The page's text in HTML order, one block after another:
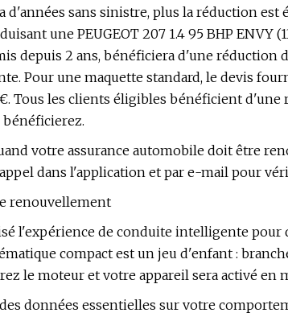
sans sinistre, plus la réduction est
une PEUGEOT 207 1.4 95 BHP ENVY
depuis 2 ans, bénéficiera d'une réduction
Pour une maquette standard, le devis
Tous les clients éligibles bénéficient
votre assurance automobile doit être
dans l'application et par e-mail pour
renouvellement
l'expérience de conduite intelligente pour
compact est un jeu d'enfant :
le moteur et votre appareil sera activé en
données essentielles sur votre